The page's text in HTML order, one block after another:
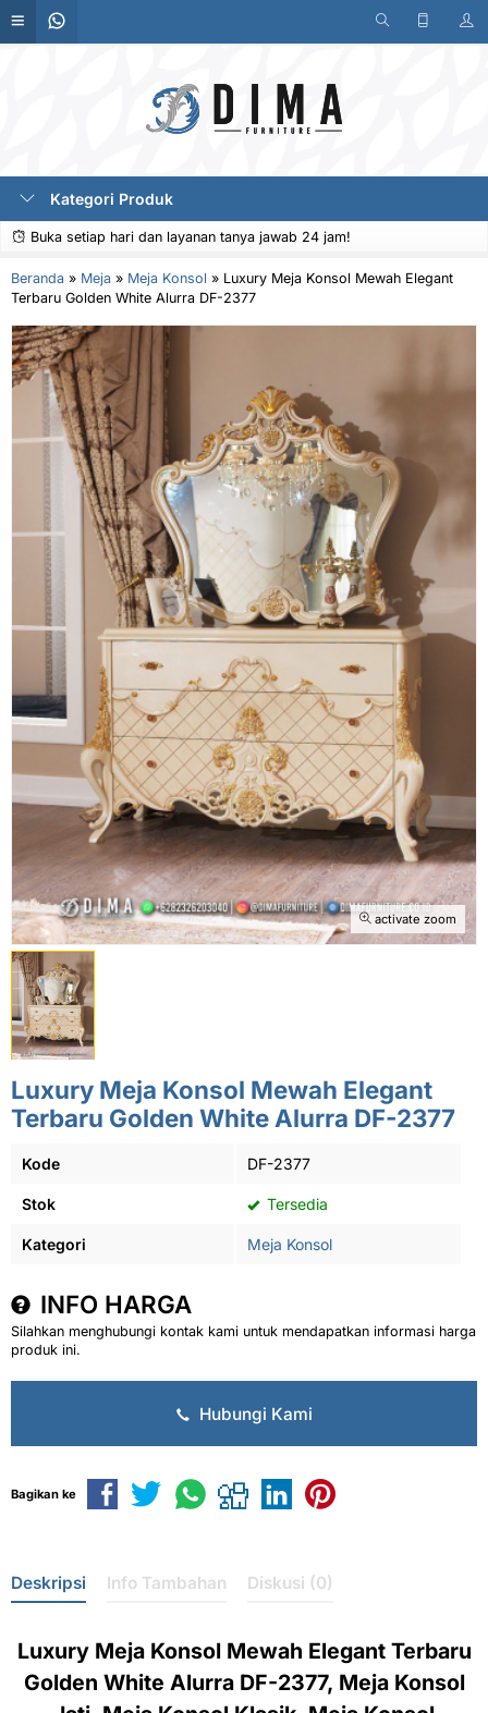
Kategori Produk
Buka setiap hari dan layanan tanya jawab 24 jam!
Beranda » Meja » Meja Konsol » Luxury Meja Konsol Mewah Elegant
Terbaru Golden White Alurra DF-2377
activate zoom
Luxury Meja Konsol Mewah Elegant
Terbaru Golden White Alurra DF-2377
Kode DF-2377
Stok Tersedia
Kategori Meja Konsol
INFO HARGA
Silahkan menghubungi kontak kami untuk mendapatkan informasi harga
produk ini.
Hubungi Kami
Bagikan ke
Deskripsi Info Tambahan Diskusi (0)
Luxury Meja Konsol Mewah Elegant Terbaru
Golden White Alurra DF-2377, Meja Konsol